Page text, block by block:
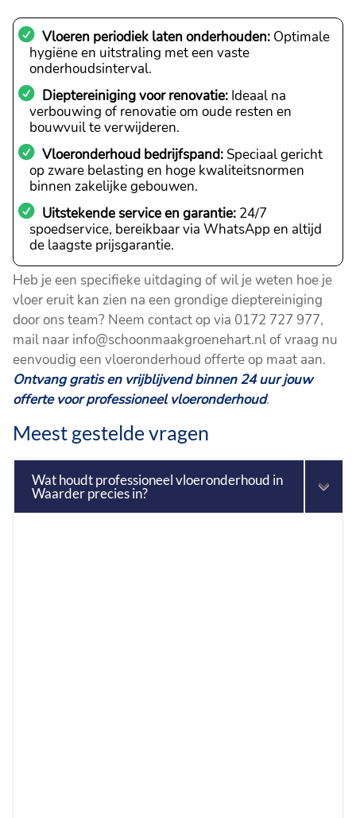
Vloeren periodiek laten onderhouden: Optimale
hygiëne en uitstraling met een vaste
onderhoudsinterval.
Dieptereiniging voor renovatie: Ideaal na
verbouwing of renovatie om oude resten en
bouwvuil te verwijderen.
Vloeronderhoud bedrijfspand: Speciaal gericht
op zware belasting en hoge kwaliteitsnormen
binnen zakelijke gebouwen.
Uitstekende service en garantie: 24/7
spoedservice, bereikbaar via WhatsApp en altijd
de laagste prijsgarantie.
Heb je een specifieke uitdaging of wil je weten hoe je
vloer eruit kan zien na een grondige dieptereiniging
door ons team? Neem contact op via 0172 727 977,
mail naar info@schoonmaakgroenehart.nl of vraag nu
eenvoudig een vloeronderhoud offerte op maat aan.
Ontvang gratis en vrijblijvend binnen 24 uur jouw
offerte voor professioneel vloeronderhoud.
Meest gestelde vragen
Wat houdt professioneel vloeronderhoud in
Waarder precies in?